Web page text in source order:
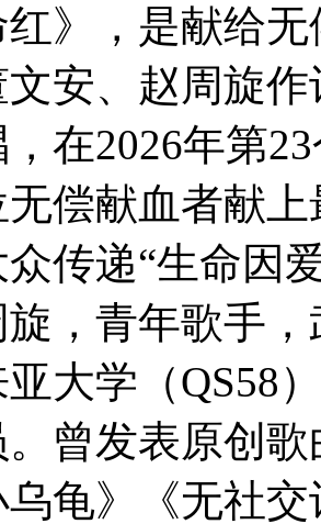
》，是献给
安、赵周旋
在2026年第
无偿献血者献
传递“生命因
，青年歌手
大学（QS58
曾发表原创
乌龟》《无社